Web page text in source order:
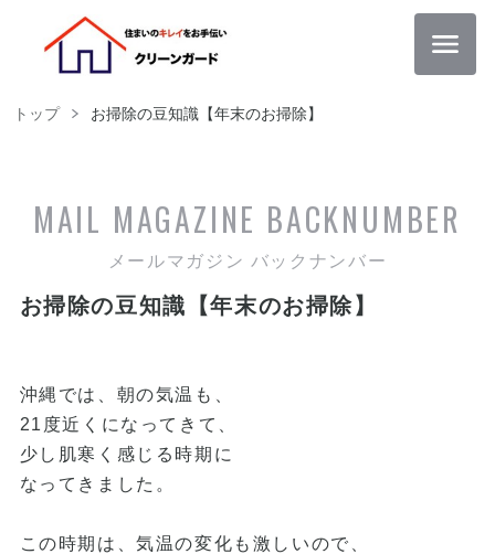
トップ お掃除の豆知識【年末のお掃除】
MAIL MAGAZINE BACKNUMBER
メールマガジン バックナンバー
お掃除の豆知識【年末のお掃除】
沖縄では、朝の気温も、
21度近くになってきて、
少し肌寒く感じる時期に
なってきました。
この時期は、気温の変化も激しいので、